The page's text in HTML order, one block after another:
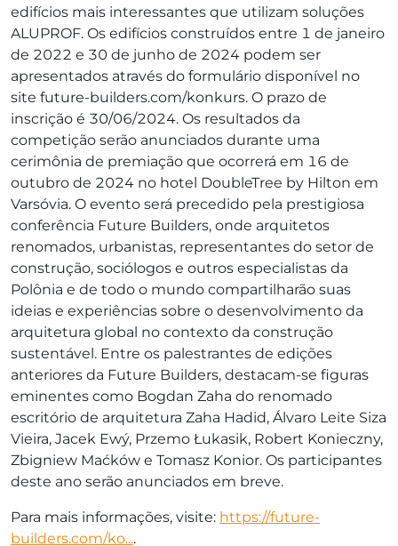
edifícios mais interessantes que utilizam soluções
ALUPROF. Os edifícios construídos entre 1 de janeiro
de 2022 e 30 de junho de 2024 podem ser
apresentados através do formulário disponível no
site future-builders.com/konkurs. O prazo de
inscrição é 30/06/2024. Os resultados da
competição serão anunciados durante uma
cerimônia de premiação que ocorrerá em 16 de
outubro de 2024 no hotel DoubleTree by Hilton em
Varsóvia. O evento será precedido pela prestigiosa
conferência Future Builders, onde arquitetos
renomados, urbanistas, representantes do setor de
construção, sociólogos e outros especialistas da
Polônia e de todo o mundo compartilharão suas
ideias e experiências sobre o desenvolvimento da
arquitetura global no contexto da construção
sustentável. Entre os palestrantes de edições
anteriores da Future Builders, destacam-se figuras
eminentes como Bogdan Zaha do renomado
escritório de arquitetura Zaha Hadid, Álvaro Leite Siza
Vieira, Jacek Ewý, Przemo Łukasik, Robert Konieczny,
Zbigniew Maćków e Tomasz Konior. Os participantes
deste ano serão anunciados em breve.
Para mais informações, visite: https://future-
builders.com/ko....